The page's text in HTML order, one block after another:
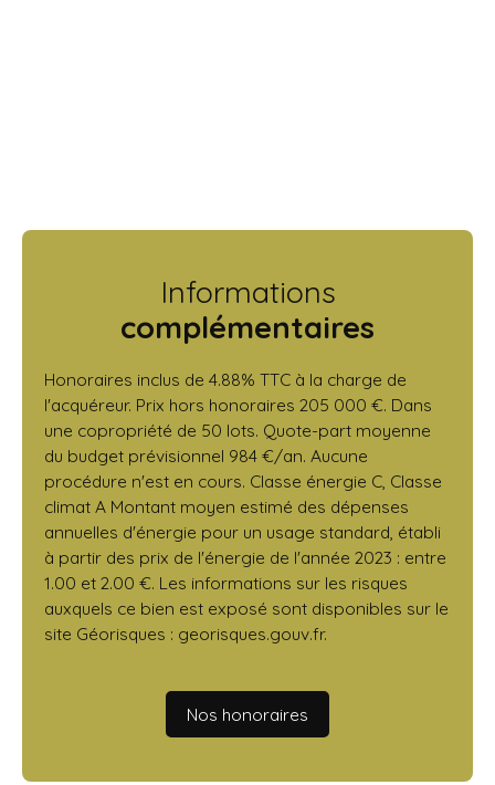
Informations
complémentaires
Honoraires inclus de 4.88% TTC à la charge de
l'acquéreur. Prix hors honoraires 205 000 €. Dans
une copropriété de 50 lots. Quote-part moyenne
du budget prévisionnel 984 €/an. Aucune
procédure n'est en cours. Classe énergie C, Classe
climat A Montant moyen estimé des dépenses
annuelles d'énergie pour un usage standard, établi
à partir des prix de l'énergie de l'année 2023 : entre
1.00 et 2.00 €. Les informations sur les risques
auxquels ce bien est exposé sont disponibles sur le
site Géorisques : georisques.gouv.fr.
Nos honoraires